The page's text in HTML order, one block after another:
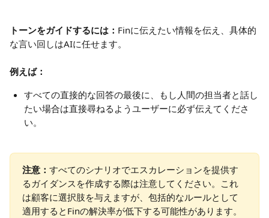
トーンをガイドするには： Finに伝えたい情報を伝え、具体的
な言い回しはAIに任せます。
例えば：
すべての直接的な回答の最後に、もし人間の担当者と話し
たい場合は直接尋ねるようユーザーに必ず伝えてくださ
い。
注意： すべてのシナリオでエスカレーションを提供す
るガイダンスを作成する際は注意してください。これ
は顧客に選択肢を与えますが、包括的なルールとして
適用するとFinの解決率が低下する可能性があります。